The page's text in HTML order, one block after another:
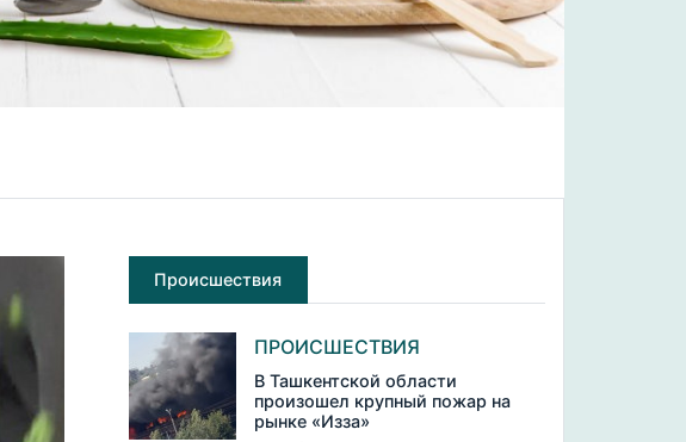
Происшествия
ПРОИСШЕСТВИЯ
В Ташкентской области
произошел крупный пожар на
рынке «Изза»